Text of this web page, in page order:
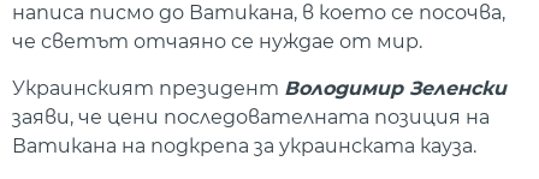
написа писмо до Ватикана, в което се посочва,
че светът отчаяно се нуждае от мир.
Украинският президент Володимир Зеленски
заяви, че цени последователната позиция на
Ватикана на подкрепа за украинската кауза.